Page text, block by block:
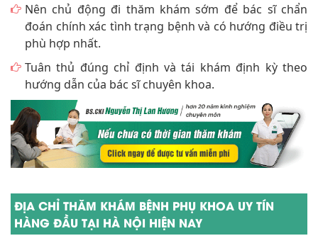
Nên chủ động đi thăm khám sớm để bác sĩ chẩn
đoán chính xác tình trạng bệnh và có hướng điều trị
phù hợp nhất.
Tuân thủ đúng chỉ định và tái khám định kỳ theo
hướng dẫn của bác sĩ chuyên khoa.
ĐỊA CHỈ THĂM KHÁM BỆNH PHỤ KHOA UY TÍN
HÀNG ĐẦU TẠI HÀ NỘI HIỆN NAY